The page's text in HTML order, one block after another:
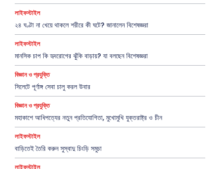
লাইফস্টাইল
২৪ ঘণ্টা না খেয়ে থাকলে শরীরে কী ঘটে? জানালেন বিশেষজ্ঞরা
লাইফস্টাইল
মানসিক চাপ কি হৃদরোগের ঝুঁকি বাড়ায়? যা বলছেন বিশেষজ্ঞরা
বিজ্ঞান ও প্রযুক্তি
সিলেটে পূর্ণাঙ্গ সেবা চালু করল উবার
বিজ্ঞান ও প্রযুক্তি
মহাকাশে আধিপত্যের নতুন প্রতিযোগিতা, মুখোমুখি যুক্তরাষ্ট্র ও চীন
লাইফস্টাইল
বাড়িতেই তৈরি করুন সুস্বাদু চিংড়ি সমুচা